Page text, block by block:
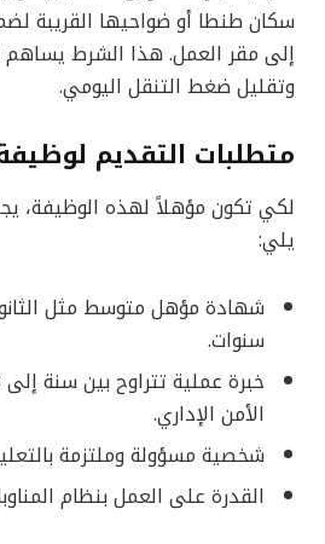
سكان طنطا أو ضواحيها القريبة
إلى مقر العمل. هذا الشرط يساهم
وتقليل ضغط التنقل اليومي.
متطلبات التقديم
لكي تكون مؤهلاً لهذه الوظيفة،
يلي:
سنوات.
الأمن الإداري.
شخصية مسؤولة وملتزمة
القدرة على العمل بنظام